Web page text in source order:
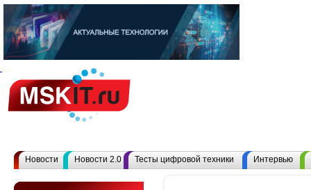
Новости Новости 2.0 Тесты цифровой техники Интервью